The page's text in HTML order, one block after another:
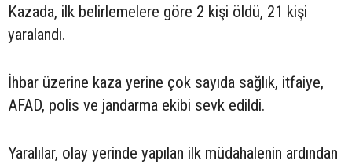
Kazada, ilk belirlemelere göre 2 kişi öldü, 21 kişi
yaralandı.
İhbar üzerine kaza yerine çok sayıda sağlık, itfaiye,
AFAD, polis ve jandarma ekibi sevk edildi.
Yaralılar, olay yerinde yapılan ilk müdahalenin ardından